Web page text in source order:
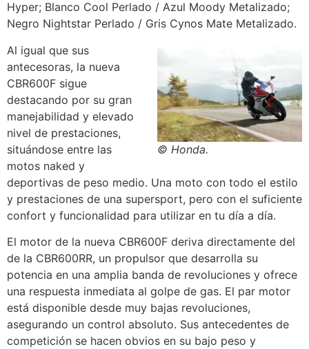
Hyper; Blanco Cool Perlado / Azul Moody Metalizado;
Negro Nightstar Perlado / Gris Cynos Mate Metalizado.
© Honda.
Al igual que sus
antecesoras, la nueva
CBR600F sigue
destacando por su gran
manejabilidad y elevado
nivel de prestaciones,
situándose entre las
motos naked y
deportivas de peso medio. Una moto con todo el estilo
y prestaciones de una supersport, pero con el suficiente
confort y funcionalidad para utilizar en tu día a día.
El motor de la nueva CBR600F deriva directamente del
de la CBR600RR, un propulsor que desarrolla su
potencia en una amplia banda de revoluciones y ofrece
una respuesta inmediata al golpe de gas. El par motor
está disponible desde muy bajas revoluciones,
asegurando un control absoluto. Sus antecedentes de
competición se hacen obvios en su bajo peso y